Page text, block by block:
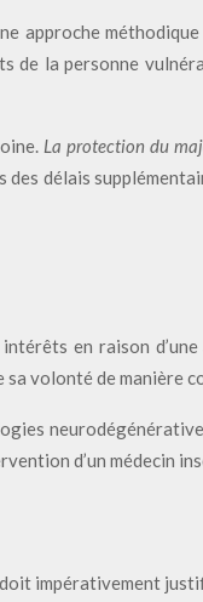
approche
de la personne
La protection du
délais
en raison
sa volonté de manière
d’un médecin
impérativement